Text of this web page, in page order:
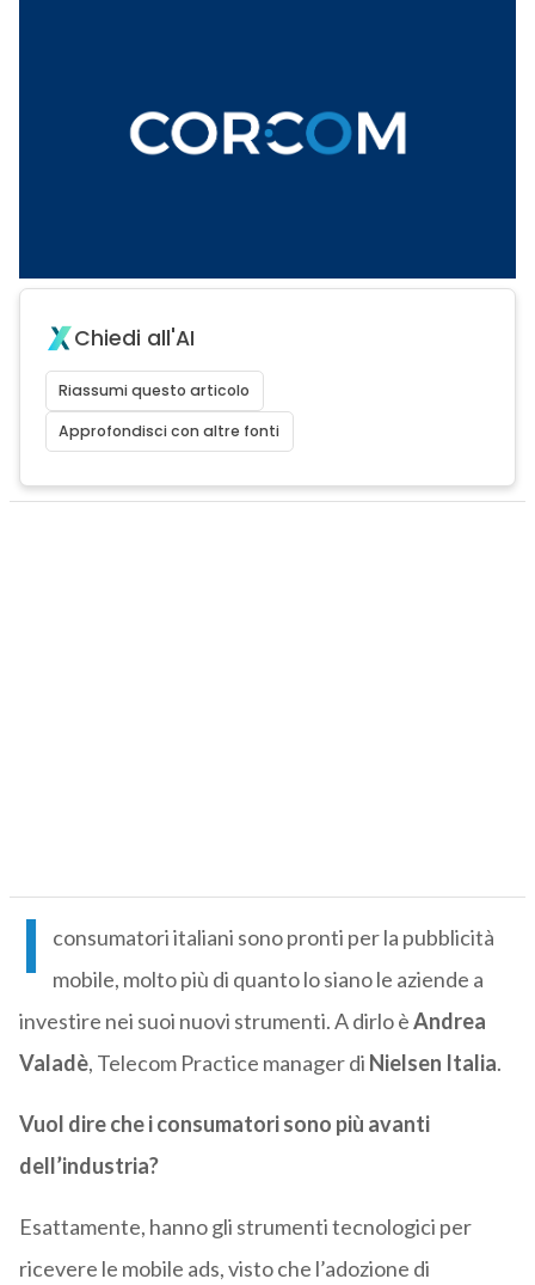
Chiedi all'AI
Riassumi questo articolo
Approfondisci con altre fonti
I
consumatori italiani sono pronti per la pubblicità
mobile, molto più di quanto lo siano le aziende a
investire nei suoi nuovi strumenti. A dirlo èAndrea
Valadè, Telecom Practice manager di Nielsen Italia.
Vuol dire che i consumatori sono più avanti
dell’industria?
Esattamente, hanno gli strumenti tecnologici per
ricevere le mobile ads, visto che l’adozione di